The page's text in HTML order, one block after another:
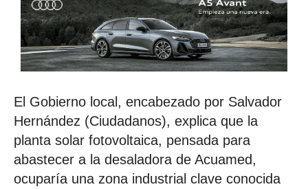
El Gobierno local, encabezado por Salvador
Hernández (Ciudadanos), explica que la
planta solar fotovoltaica, pensada para
abastecer a la desaladora de Acuamed,
ocuparía una zona industrial clave conocida